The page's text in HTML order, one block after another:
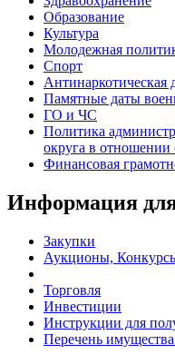
Образование
Культура
Молодежная
Спорт
Антинаркотическая
Памятные даты
ГО и ЧС
Политика
округа в
Финансовая
Информация для
Закупки
Аукционы,
Торговля
Инвестиции
Инструкции для
Перечень